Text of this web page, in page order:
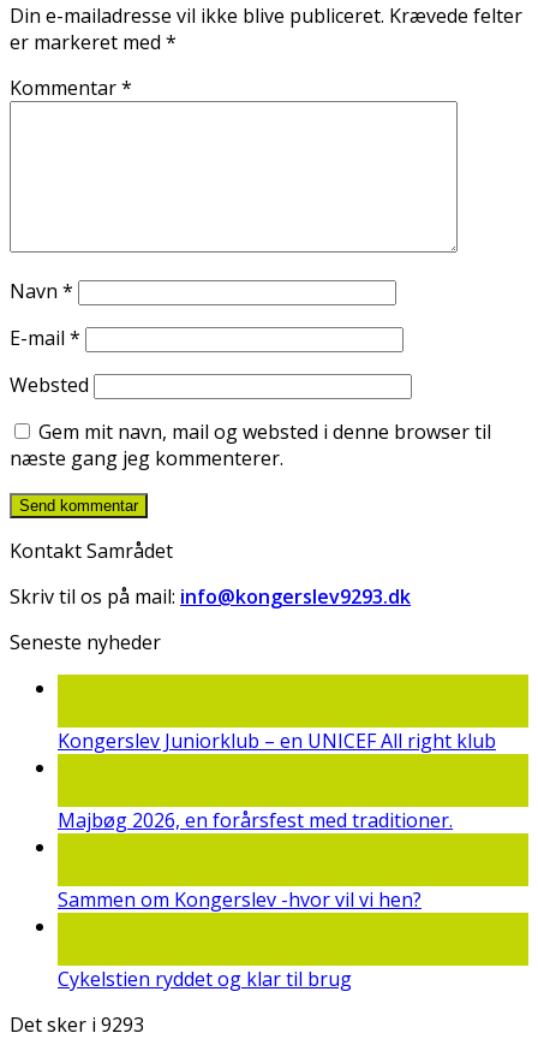
Din e-mailadresse vil ikke blive publiceret. Krævede felter
er markeret med *
Kommentar*
Navn *
E-mail *
Websted
Gem mit navn, mail og websted i denne browser til
næste gang jeg kommenterer.
Kontakt Samrådet
Skriv til os på mail: info@kongerslev9293.dk
Seneste nyheder
Kongerslev Juniorklub – en UNICEF All right klub
Majbøg 2026, en forårsfest med traditioner.
Sammen om Kongerslev -hvor vil vi hen?
Cykelstien ryddet og klar til brug
Det sker i 9293